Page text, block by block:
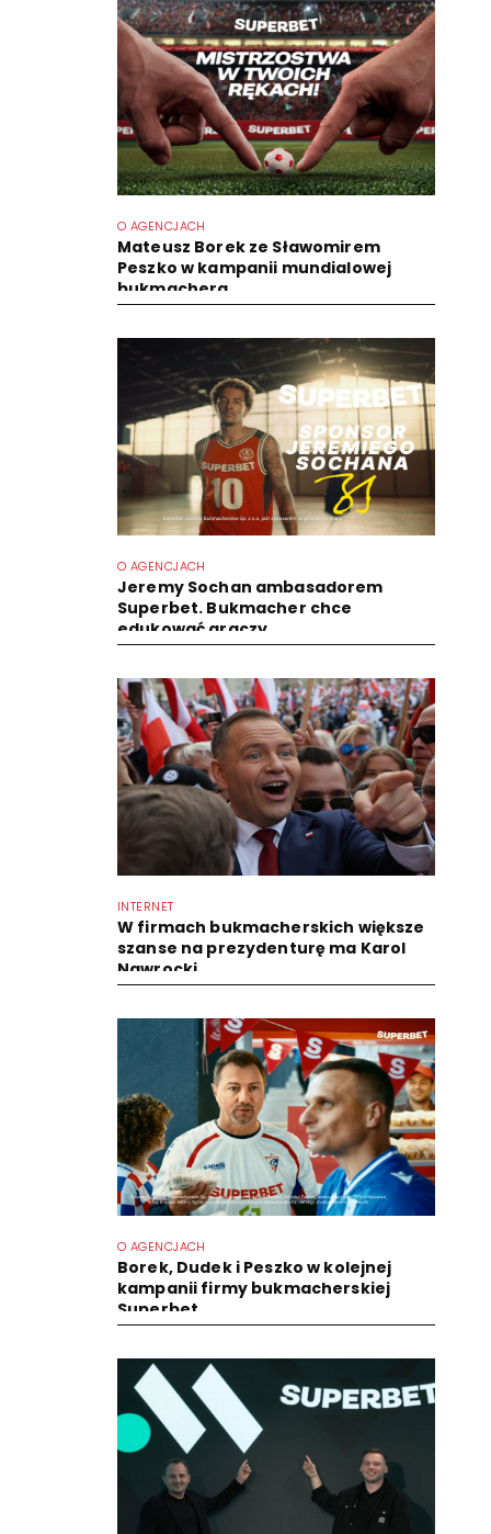
O AGENCJACH
Mateusz Borek ze Sławomirem
Peszko w kampanii mundialowej
bukmachera
O AGENCJACH
Jeremy Sochan ambasadorem
Superbet. Bukmacher chce
edukować graczy
INTERNET
W firmach bukmacherskich większe
szanse na prezydenturę ma Karol
Nawrocki
O AGENCJACH
Borek, Dudek i Peszko w kolejnej
kampanii firmy bukmacherskiej
Superbet